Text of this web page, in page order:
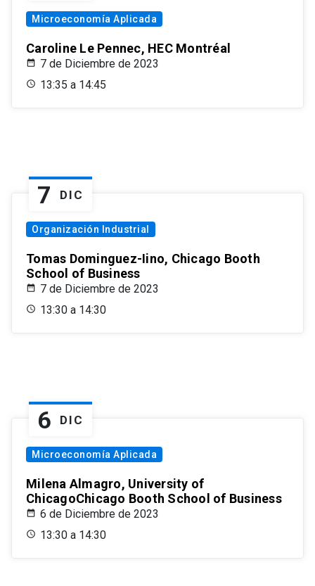
Microeconomía Aplicada
Caroline Le Pennec, HEC Montréal
7 de Diciembre de 2023
13:35 a 14:45
7 DIC
Organización Industrial
Tomas Dominguez-Iino, Chicago Booth
School of Business
7 de Diciembre de 2023
13:30 a 14:30
6 DIC
Microeconomía Aplicada
Milena Almagro, University of
ChicagoChicago Booth School of Business
6 de Diciembre de 2023
13:30 a 14:30